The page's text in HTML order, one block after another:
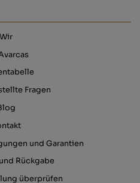
Wir
Fragen
und Garantien
Rückgabe
überprüfen